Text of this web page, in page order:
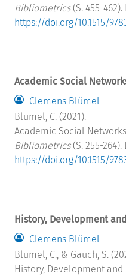
Bibliometrics(S. 455-
https://doi.org/10.1515/
Academic Social
Clemens Blümel
Blümel, C. (2021).
Academic Social
Bibliometrics(S. 255-
https://doi.org/10.1515/
History, Development
Clemens Blümel
Blümel, C., & Gauch, S.
History, Development